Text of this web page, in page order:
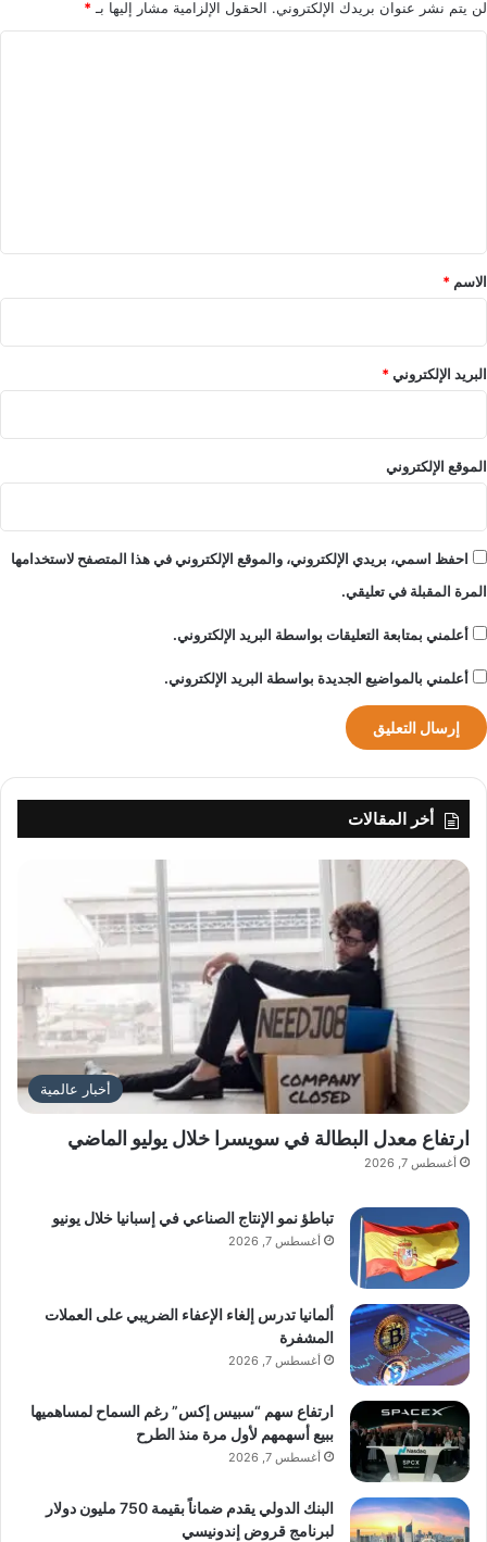
لن يتم نشر عنوان بريدك الإلكتروني. الحقول الإلزامية مشار إليها بـ *
*
الاسم *
البريد الإلكتروني*
الموقع الإلكتروني
احفظ اسمي، بريدي الإلكتروني، والموقع الإلكتروني في هذا المتصفح لاستخدامها
المرة المقبلة في تعليقي.
أعلمني بمتابعة التعليقات بواسطة البريد الإلكتروني.
أعلمني بالمواضيع الجديدة بواسطة البريد الإلكتروني.
أخر المقالات
أخبار عالمية
ارتفاع معدل البطالة في سويسرا خلال يوليو الماضي
أغسطس 7, 2026
تباطؤ نمو الإنتاج الصناعي في إسبانيا خلال يونيو
أغسطس 7, 2026
ألمانيا تدرس إلغاء الإعفاء الضريبي على العملات
المشفرة
أغسطس 7, 2026
ارتفاع سهم “سبيس إكس” رغم السماح لمساهميها
ببيع أسهمهم لأول مرة منذ الطرح
أغسطس 7, 2026
البنك الدولي يقدم ضماناً بقيمة 750 مليون دولار
لبرنامج قروض إندونيسي